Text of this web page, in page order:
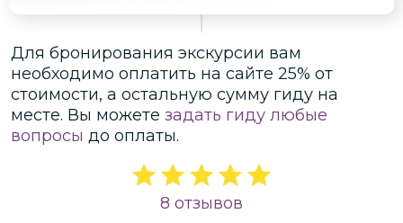
Для бронирования экскурсии вам
необходимо оплатить на сайте 25% от
стоимости, а остальную сумму гиду на
месте. Вы можете задать гиду любые
вопросы до оплаты.
8 отзывов